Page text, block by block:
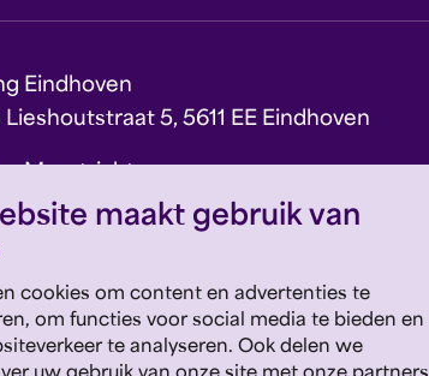
maakt gebruik van
cookies om content en advertenties te
om functies voor social media te bieden en
te analyseren. Ook delen we
Eindhoven
Lieshoutstraat 5, 5611 EE Eindhoven
11, 6213 CG Maastricht
700